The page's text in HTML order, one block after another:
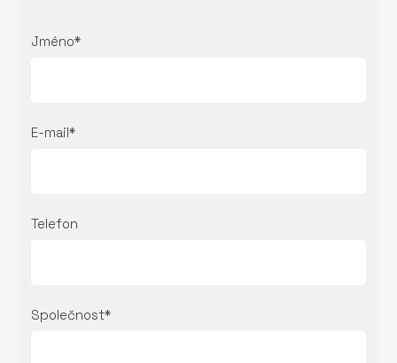
Jméno*
E-mail*
Telefon
Společnost*